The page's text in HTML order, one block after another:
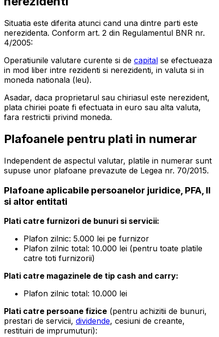
Situatia este diferita atunci cand una dintre parti este
nerezidenta. Conform art. 2 din Regulamentul BNR nr.
4/2005:
Operatiunile valutare curente si de capital se efectueaza
in mod liber intre rezidenti si nerezidenti, in valuta si in
moneda nationala (leu).
Asadar, daca proprietarul sau chiriasul este nerezident,
plata chiriei poate fi efectuata in euro sau alta valuta,
fara restrictii privind moneda.
Plafoanele pentru plati in numerar
Independent de aspectul valutar, platile in numerar sunt
supuse unor plafoane prevazute de Legea nr. 70/2015.
Plafoane aplicabile persoanelor juridice, PFA, II
si altor entitati
Plati catre furnizori de bunuri si servicii:
Plafon zilnic: 5.000 lei pe furnizor
Plafon zilnic total: 10.000 lei (pentru toate platile
catre toti furnizorii)
Plati catre magazinele de tip cash and carry:
Plafon zilnic total: 10.000 lei
Plati catre persoane fizice (pentru achizitii de bunuri,
prestari de servicii, dividende, cesiuni de creante,
restituiri de imprumuturi):